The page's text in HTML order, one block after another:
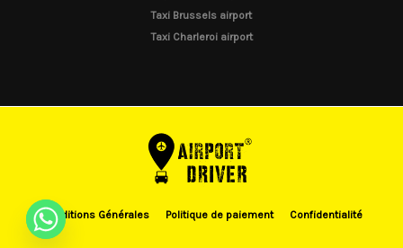
Taxi Brussels airport
Taxi Charleroi airport
Conditions Générales Politique de paiement Confidentialité